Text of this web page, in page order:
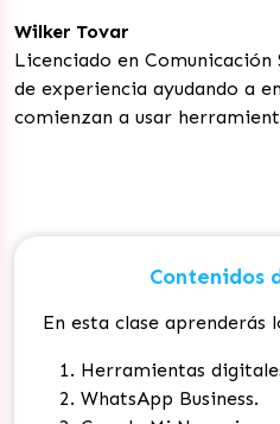
Wilker Tovar
Licenciado en Comunicación
de experiencia ayudando a
comienzan a usar
Contenidos
En esta clase aprenderás
Herramientas
WhatsApp Business.